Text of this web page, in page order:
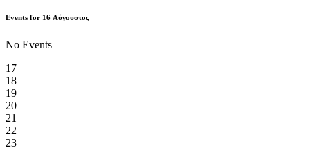
Events for 16 Αύγουστος
No Events
17
18
19
20
21
22
23